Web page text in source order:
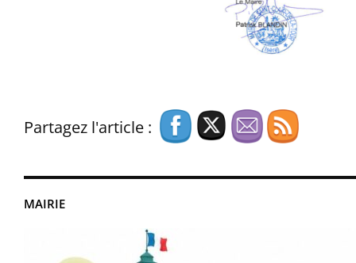
MAIRIE
Partagez l'article :